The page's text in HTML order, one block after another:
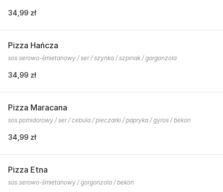
34,99 zł
Pizza Hańcza
sos serowo-śmietanowy / ser / szynka / szpinak / gorgonzola
34,99 zł
Pizza Maracana
sos pomidorowy / ser / cebula / pieczarki / papryka / gyros / bekon
34,99 zł
Pizza Etna
sos serowo-śmietanowy / gorgonzola / bekon